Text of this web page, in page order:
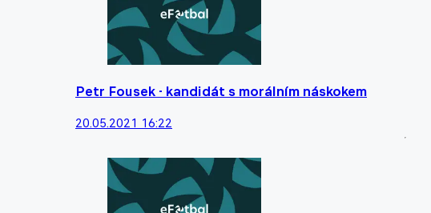
Petr Fousek - kandidát s morálním náskokem
20.05.2021 16:22